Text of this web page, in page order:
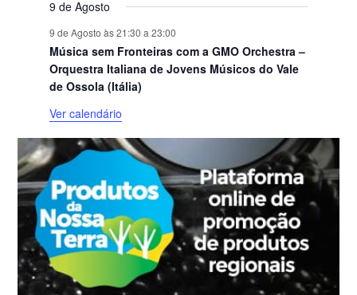
9 de Agosto
9 de Agosto às 21:30 a 23:00
Música sem Fronteiras com a GMO Orchestra –
Orquestra Italiana de Jovens Músicos do Vale
de Ossola (Itália)
Ver calendário